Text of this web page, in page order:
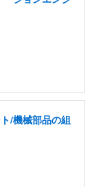
ーク H-WY01
チェア メッシ
疲れない テレ
ロッキング機
ね上げ式アーム
ミング/勉強/事
Type-C・ホワ
充電
型 ワイド 42枚
ルー)
型犬用 26枚入
/機械部品の組